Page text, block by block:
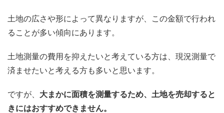
土地の広さや形によって異なりますが、この金額で行われ
ることが多い傾向にあります。
土地測量の費用を抑えたいと考えている方は、現況測量で
済ませたいと考える方も多いと思います。
ですが、 大まかに面積を測量するため、土地を売却すると
きにはおすすめできません。